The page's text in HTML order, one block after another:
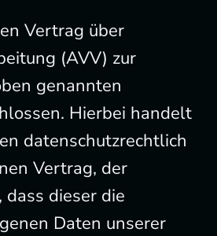
Vertrag über
(AVV) zur
genannten
Hierbei handelt
datenschutzrechtlich
Vertrag, der
dieser die
Daten unserer